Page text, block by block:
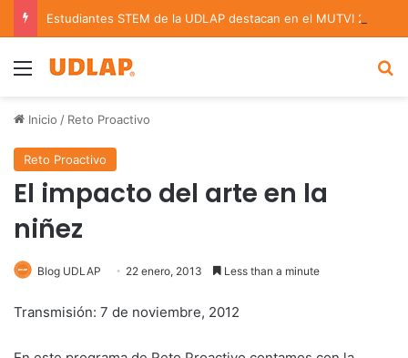
Menu
Inicio / Reto Proactivo
Reto Proactivo
El impacto del arte en la
niñez
Blog UDLAP 22 enero, 2013 Less than a minute
Transmisión: 7 de noviembre, 2012